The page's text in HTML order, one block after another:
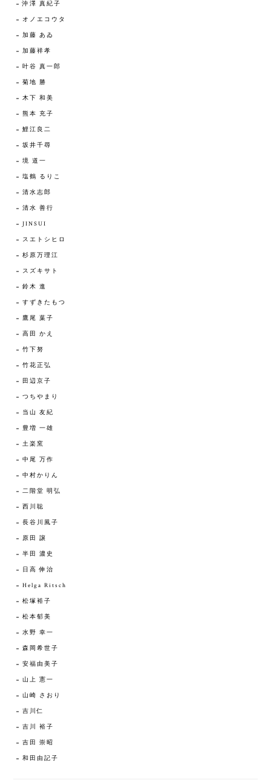
沖澤 真紀子
オノエコウタ
加藤 あゐ
加藤祥孝
叶谷 真一郎
菊地 勝
木下 和美
熊本 充子
鯉江良二
坂井千尋
境 道一
塩鶴 るりこ
清水志郎
清水 善行
JINSUI
スエトシヒロ
杉原万理江
スズキサト
鈴木 進
すずきたもつ
鷹尾 葉子
高田 かえ
竹下努
竹花正弘
田辺京子
つちやまり
当山 友紀
豊増 一雄
土楽窯
中尾 万作
中村かりん
二階堂 明弘
西川聡
長谷川風子
原田 譲
半田 濃史
日高 伸治
Helga Ritsch
松塚裕子
松本郁美
水野 幸一
森岡希世子
安福由美子
山上 憲一
山崎 さおり
吉川仁
吉川 裕子
吉田 崇昭
和田由記子